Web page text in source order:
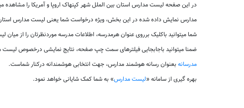
در این صفحه لیست مدارس استان بین الملل شهر کپنهاک اروپا و آمریکا را مشاهده
مدارس نمایش داده شده در این بخش، ویژه درخواست شما یعنی لیست مدارس استان
شما میتوانید باکلیک برروی عنوان هرمدرسه، اطلاعات مدرسه موردنظرتان را از میان
ضمنا میتوانید باجابجایی فیلترهای سمت چپ صفحه، نتایج نمایشی درخصوص لیست
مدرسانه بعنوان رسانه هوشمند مدارس، جهت انتخابی هوشمندانه درکنار شماست.
بهره گیری از سامانه «لیست مدارس» به شما کمک شایانی خواهد نمود.